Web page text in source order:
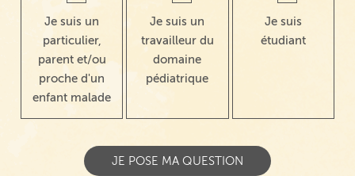
Je suis un
particulier,
parent et/ou
proche d'un
enfant malade
Je suis un
travailleur du
domaine
pédiatrique
Je suis
étudiant